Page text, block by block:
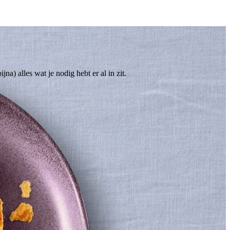
alles wat je nodig hebt er al in zit.
olijfolie.
te voorkomen.
afkoelen.
in de lengte over de onderste helft van het bladerdeeg.